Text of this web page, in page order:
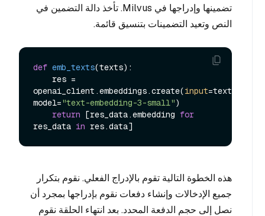
تضمينها وإدراجها في Milvus. تأخذ دالة التضمين في
النص وتعيد التضمينات بتنسيق قائمة.
def emb_texts(texts):
openai_client.embeddings.create(input=texts,
model="text-embedding-3-small")
return [res_data.embedding for
res_data in
هذه الخطوة التالية تقوم بالإدراج الفعلي. نقوم بتكرار
جميع الإدخالات وإنشاء دفعات نقوم بإدراجها بمجرد أن
نصل إلى حجم الدفعة المحدد. بعد انتهاء الحلقة نقوم